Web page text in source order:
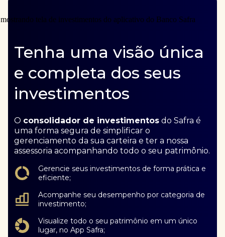
Tenha uma visão única
e completa dos seus
investimentos
O consolidador de investimentos do Safra é
uma forma segura de simplificar o
gerenciamento da sua carteira e ter a nossa
assessoria acompanhando todo o seu patrimônio.
Gerencie seus investimentos de forma prática e
eficiente;
Acompanhe seu desempenho por categoria de
investimento;
Visualize todo o seu patrimônio em um único
lugar, no App Safra;